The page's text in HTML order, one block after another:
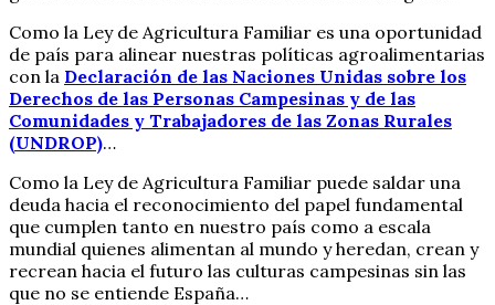
Como la Ley de Agricultura Familiar es una oportunidad
de país para alinear nuestras políticas agroalimentarias
con la Declaración de las Naciones Unidas sobre los
Derechos de las Personas Campesinas y de las
Comunidades y Trabajadores de las Zonas Rurales
(UNDROP)…
Como la Ley de Agricultura Familiar puede saldar una
deuda hacia el reconocimiento del papel fundamental
que cumplen tanto en nuestro país como a escala
mundial quienes alimentan al mundo y heredan, crean y
recrean hacia el futuro las culturas campesinas sin las
que no se entiende España…